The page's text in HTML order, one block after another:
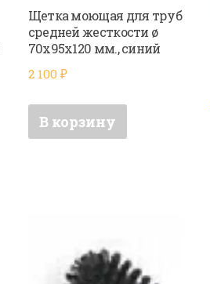
Щетка моющая для труб
средней жесткости ø
70х95х120 мм., синий
2 100 ₽
В корзину